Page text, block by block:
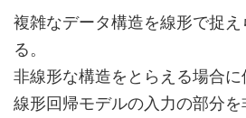
複雑なデータ構造を線形で捉
る。
非線形な構造をとらえる場合に
線形回帰モデルの入力の部分を